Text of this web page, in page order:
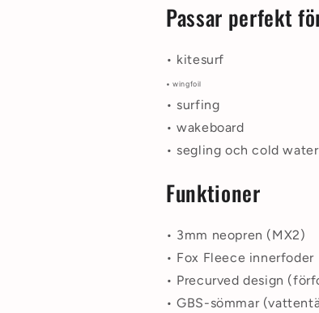
Passar perfekt
• kitesurf
• wingfoil
• surfing
• wakeboard
• segling och cold
Funktioner
• 3mm neopren (MX2)
• Fox Fleece innerfoder
• Precurved design
• GBS-sömmar